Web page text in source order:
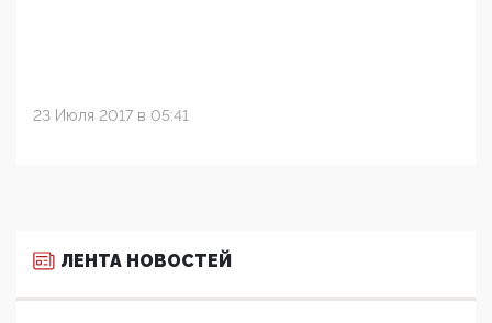
23 Июля 2017 в 05:41
ЛЕНТА НОВОСТЕЙ